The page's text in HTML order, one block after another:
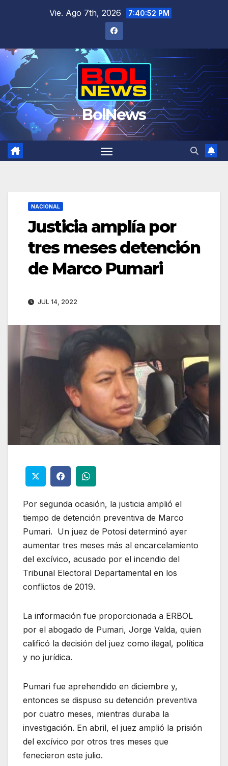
Vie. Ago 7th, 2026 7:40:52 PM
BolNews
NACIONAL
Justicia amplía por
tres meses detención
de Marco Pumari
JUL 14, 2022
Por segunda ocasión, la justicia amplió el
tiempo de detención preventiva de Marco
Pumari. Un juez de Potosí determinó ayer
aumentar tres meses más al encarcelamiento
del excívico, acusado por el incendio del
Tribunal Electoral Departamental en los
conflictos de 2019.
La información fue proporcionada a ERBOL
por el abogado de Pumari, Jorge Valda, quien
calificó la decisión del juez como ilegal, política
y no jurídica.
Pumari fue aprehendido en diciembre y,
entonces se dispuso su detención preventiva
por cuatro meses, mientras duraba la
investigación. En abril, el juez amplió la prisión
del excívico por otros tres meses que
fenecieron este julio.